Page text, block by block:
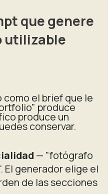
que genere
utilizable
como el brief que le
produce
produce un
conservar.
— "fotógrafo
El generador elige el
de las secciones